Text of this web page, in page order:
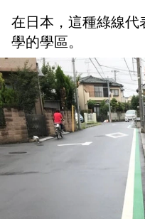
在日本，這種綠線代
學的學區。